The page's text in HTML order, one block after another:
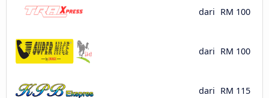
dari RM 100
dari RM 100
dari RM 115